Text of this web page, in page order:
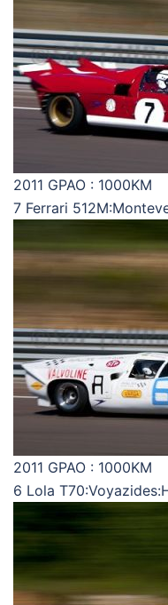
2011 GPAO : 1000KM
7 Ferrari
2011 GPAO : 1000KM
6 Lola